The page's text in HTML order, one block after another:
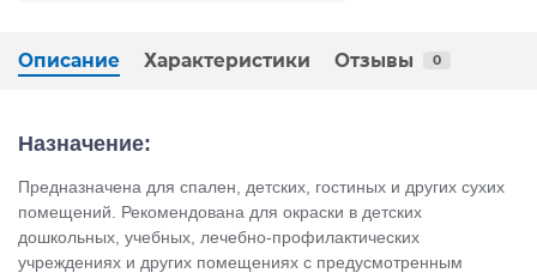
Описание Характеристики Отзывы 0
Назначение:
Предназначена для спален, детских, гостиных и других сухих
помещений. Рекомендована для окраски в детских
дошкольных, учебных, лечебно-профилактических
учреждениях и других помещениях с предусмотренным